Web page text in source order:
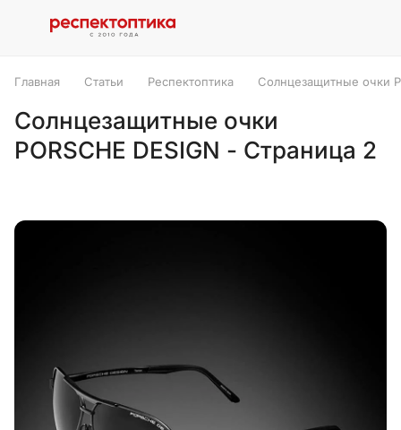
Главная Статьи Респектоптика Солнцезащитные очки
Солнцезащитные очки
PORSCHE DESIGN - Страница 2